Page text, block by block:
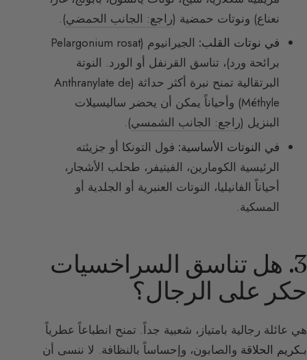
نعناع) ونوتات حمضية (راجع: الجانب الحمضي).
في نوتات القلب:
الجيرانيوم (Pelargonium rosat
برائحة ورد)، تناسق القرنفل أو الورد. النوتة
البرتقالية تمنح نبرة أكثر حداثة (Anthranylate de
Méthyle) وأحياناً يمكن أن يحضر ساليسيلات
البنزيل (راجع: الجانب الشمسي).
في النوتات الأساسية: فول التونكا أو جزيئته
الرئيسية الكومارين، الفيتيفر، طحلب الأشجار،
أحياناً الفانيليا، النوتات العنبرية أو الجلدية أو
المسكية.
3. هل تناسق السراخسيات
حكر على الرجال؟
هي عائلة رجالية بامتياز، شعبية جداً. تمنح انطباعاً عطرياً
بـكريم الحلاقة والصابون، وإحساساً بالنظافة. لا ننسى أن